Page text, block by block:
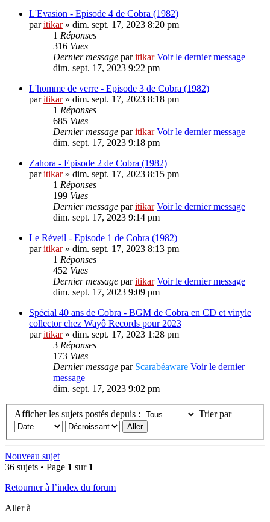
L'Evasion - Episode 4 de Cobra (1982)
paritikar» dim. sept. 17, 2023 8:20 pm
1 Réponses
316 Vues
Dernier message paritikar Voir le dernier message
dim. sept. 17, 2023 9:22 pm
L'homme de verre - Episode 3 de Cobra (1982)
paritikar» dim. sept. 17, 2023 8:18 pm
1 Réponses
685 Vues
Dernier message paritikar Voir le dernier message
dim. sept. 17, 2023 9:18 pm
Zahora - Episode 2 de Cobra (1982)
paritikar» dim. sept. 17, 2023 8:15 pm
1 Réponses
199 Vues
Dernier message paritikar Voir le dernier message
dim. sept. 17, 2023 9:14 pm
Le Réveil - Episode 1 de Cobra (1982)
paritikar» dim. sept. 17, 2023 8:13 pm
1 Réponses
452 Vues
Dernier message paritikar Voir le dernier message
dim. sept. 17, 2023 9:09 pm
Spécial 40 ans de Cobra - BGM de Cobra en CD et vinyle
collector chez Wayô Records pour 2023
paritikar» dim. sept. 17, 2023 1:28 pm
3 Réponses
173 Vues
Dernier message par Scarabéaware Voir le dernier
message
dim. sept. 17, 2023 9:02 pm
Afficher les sujets postés depuis : Trier par
Nouveau sujet
36 sujets • Page 1 sur 1
Retourner à l’index du forum
Aller à